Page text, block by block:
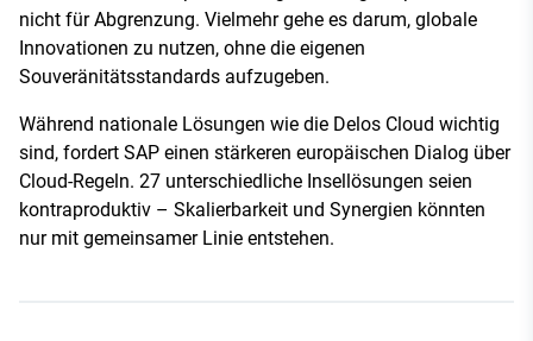
nicht für Abgrenzung. Vielmehr gehe es darum, globale
Innovationen zu nutzen, ohne die eigenen
Souveränitätsstandards aufzugeben.
Während nationale Lösungen wie die Delos Cloud wichtig
sind, fordert SAP einen stärkeren europäischen Dialog über
Cloud-Regeln. 27 unterschiedliche Insellösungen seien
kontraproduktiv – Skalierbarkeit und Synergien könnten
nur mit gemeinsamer Linie entstehen.